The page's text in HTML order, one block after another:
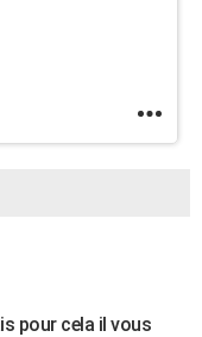
pour cela il vous